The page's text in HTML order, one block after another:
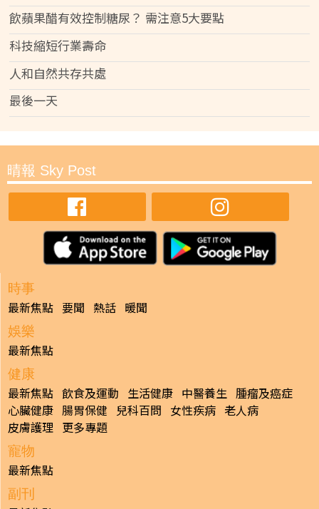
飲蘋果醋有效控制糖尿？ 需注意5大要點
科技縮短行業壽命
人和自然共存共處
最後一天
晴報 Sky Post
時事
最新焦點 要聞 熱話 暖聞
娛樂
最新焦點
健康
最新焦點 飲食及運動 生活健康 中醫養生 腫瘤及癌症
心臟健康 腸胃保健 兒科百問 女性疾病 老人病
皮膚護理 更多專題
寵物
最新焦點
副刊